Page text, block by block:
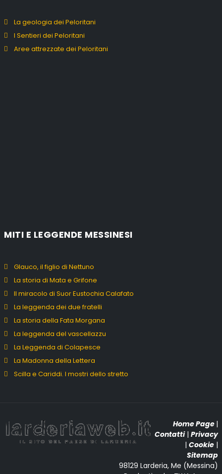
La geologia dei Peloritani
I Sentieri dei Peloritani
Aree attrezzate dei Peloritani
MITI E LEGGENDE MESSINESI
Glauco, il figlio di Nettuno
La storia di Mata e Grifone
Il miracolo di Suor Eustochia Calafato
La leggenda dei due fratelli
La storia della Fata Morgana
La leggenda del vascellazzu
La Leggenda di Colapesce
La Madonna della Lettera
Scilla e Cariddi. I mostri dello stretto
Home Page |
Contatti| Privacy
| Cookie |
Sitemap
98129 Larderia, Me (Messina)